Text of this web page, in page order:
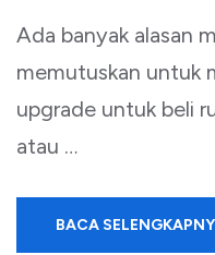
Ada banyak alasan
memutuskan untuk
upgrade untuk beli
atau …
BACA